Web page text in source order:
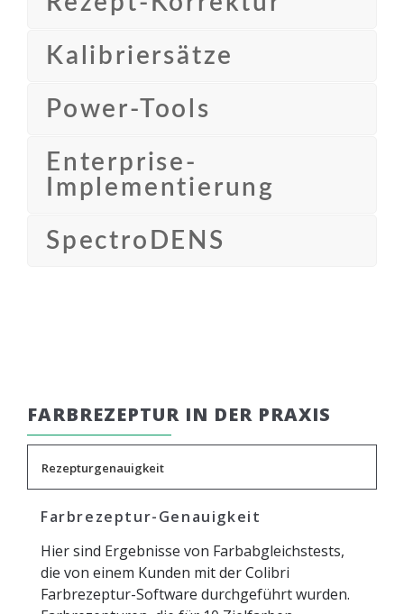
Kalibriersätze
Power-Tools
Enterprise-
Implementierung
SpectroDENS
FARBREZEPTUR IN DER PRAXIS
Rezepturgenauigkeit
Farbrezeptur-Genauigkeit
Hier sind Ergebnisse von Farbabgleichstests,
die von einem Kunden mit der Colibri
Farbrezeptur-Software durchgeführt wurden.